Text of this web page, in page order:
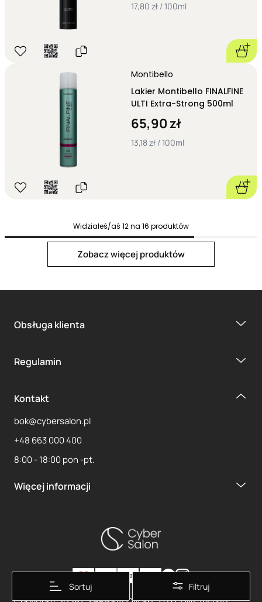
Sortuj Filtruj
17,80 zł / 100ml
Montibello
Lakier Montibello FINALFINE
ULTI Extra-Strong 500ml
65,90 zł
13,18 zł / 100ml
Widziałeś/aś 12na 16 produktów
Zobacz więcej produktów
Next page
Obsługa klienta
Regulamin
Kontakt
bok@cybersalon.pl
+48 663 000 400
8:00 - 18:00 pon -pt.
Więcej informacji